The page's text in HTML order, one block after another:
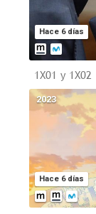
Hace 6 días
1X01 y 1X02
Hace 6 días
2023